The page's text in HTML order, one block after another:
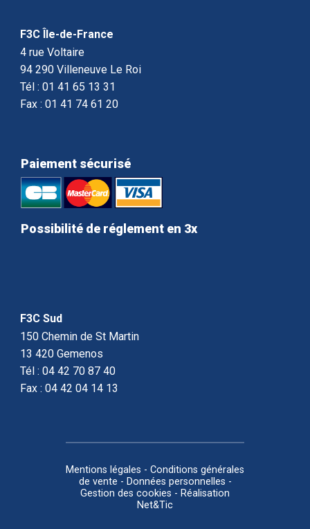
F3C Île-de-France
4 rue Voltaire
94 290 Villeneuve Le Roi
Tél : 01 41 65 13 31
Fax : 01 41 74 61 20
Paiement sécurisé
Possibilité de réglement en 3x
F3C Sud
150 Chemin de St Martin
13 420 Gemenos
Tél : 04 42 70 87 40
Fax : 04 42 04 14 13
Mentions légales - Conditions générales
de vente - Données personnelles -
Gestion des cookies - Réalisation
Net&Tic